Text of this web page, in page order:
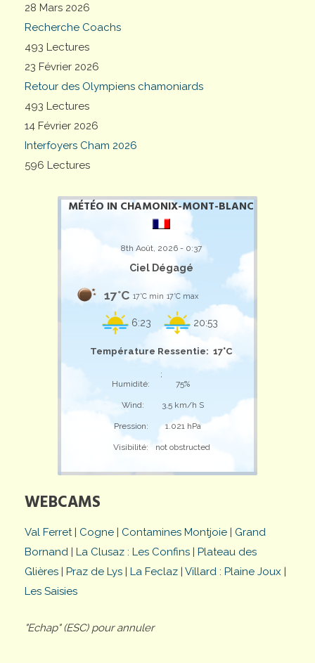
28 Mars 2026
Recherche Coachs
493 Lectures
23 Février 2026
Retour des Olympiens chamoniards
493 Lectures
14 Février 2026
Interfoyers Cham 2026
596 Lectures
MÉTÉO IN CHAMONIX-MONT-BLANC
8th Août, 2026 - 0:37
Ciel Dégagé
17°C 17°C min 17°C max
6:23 20:53
Température Ressentie: 17°C
;
Humidité:
75%
Wind: 3,5 km/h S
Pression: 1.021 hPa
Visibilité: not obstructed
WEBCAMS
Val Ferret| Cogne | Contamines Montjoie | Grand
Bornand | La Clusaz : Les Confins | Plateau des
Glières | Praz de Lys | La Feclaz | Villard : Plaine Joux |
Les Saisies
"Echap" (ESC) pour annuler